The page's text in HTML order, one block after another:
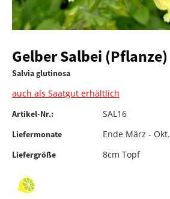
Gelber Salbei (Pflanze)
Salvia glutinosa
auch als Saatgut erhältlich
Artikel-Nr.: SAL16
Liefermonate Ende März - Okt.
Liefergröße 8cm Topf